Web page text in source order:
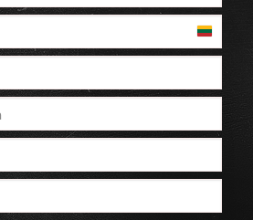
Lithuania
+370